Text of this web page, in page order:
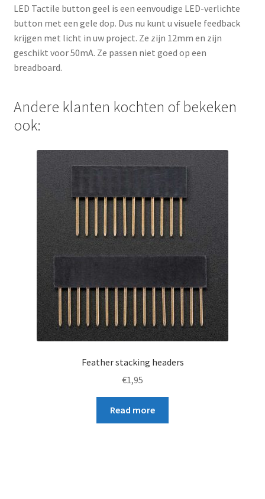
LED Tactile button geel is een eenvoudige LED-verlichte
button met een gele dop. Dus nu kunt u visuele feedback
krijgen met licht in uw project. Ze zijn 12mm en zijn
geschikt voor 50mA. Ze passen niet goed op een
breadboard.
Andere klanten kochten of bekeken
ook:
Feather stacking headers
€1,95
Read more